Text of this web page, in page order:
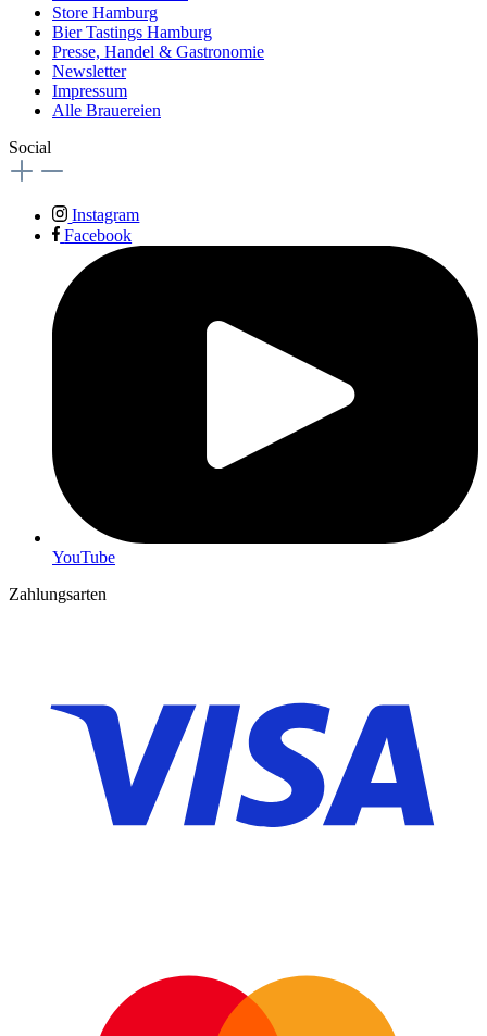
Store Hamburg
Bier Tastings Hamburg
Presse, Handel & Gastronomie
Newsletter
Impressum
Alle Brauereien
Social
Instagram
Facebook
YouTube
Zahlungsarten